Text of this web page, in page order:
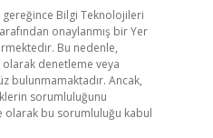
gereğince Bilgi Teknolojileri
onaylanmış bir Yer
Bu nedenle,
denetleme veya
bulunmamaktadır. Ancak,
sorumluluğunu
olarak bu sorumluluğu kabul